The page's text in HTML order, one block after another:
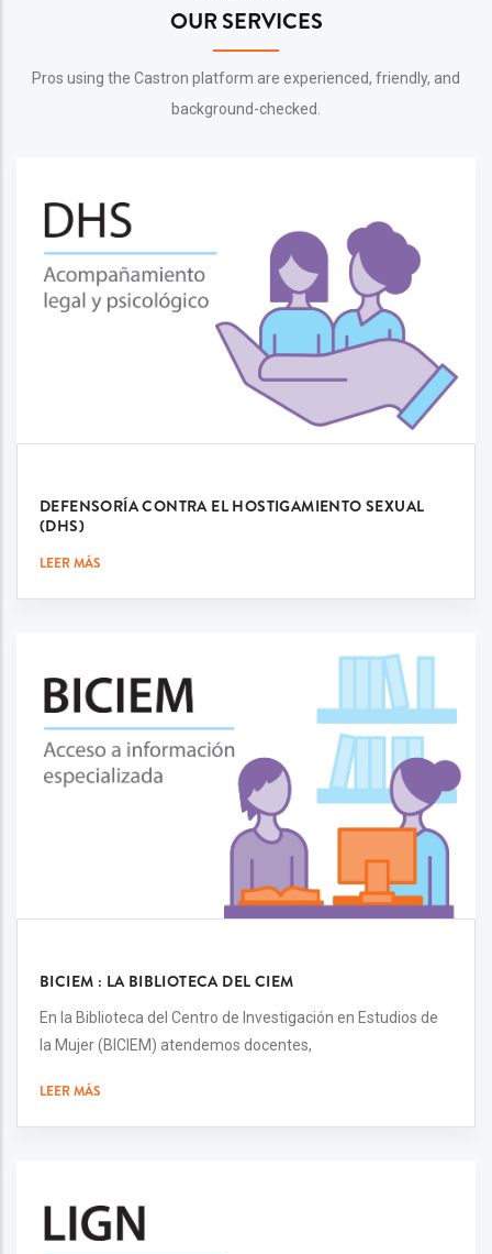
OUR SERVICES
Pros using the Castron platform are experienced, friendly, and
background-checked.
DEFENSORÍA CONTRA EL HOSTIGAMIENTO SEXUAL
(DHS)
LEER MÁS
BICIEM : LA BIBLIOTECA DEL CIEM
En la Biblioteca del Centro de Investigación en Estudios de
la Mujer (BICIEM) atendemos docentes,
LEER MÁS